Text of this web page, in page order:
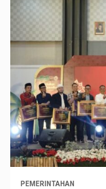
PEMERINTAHAN